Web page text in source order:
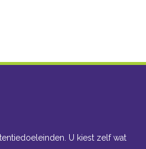
U kiest zelf wat